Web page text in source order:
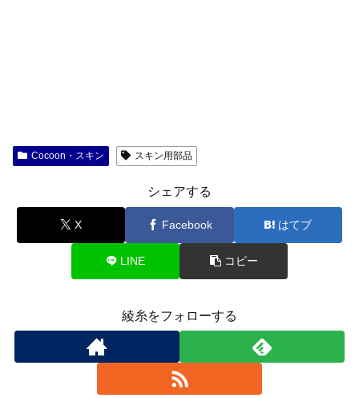
Cocoon・スキン スキン用部品
シェアする
X Facebook はてブ
LINE コピー
綾糸をフォローする